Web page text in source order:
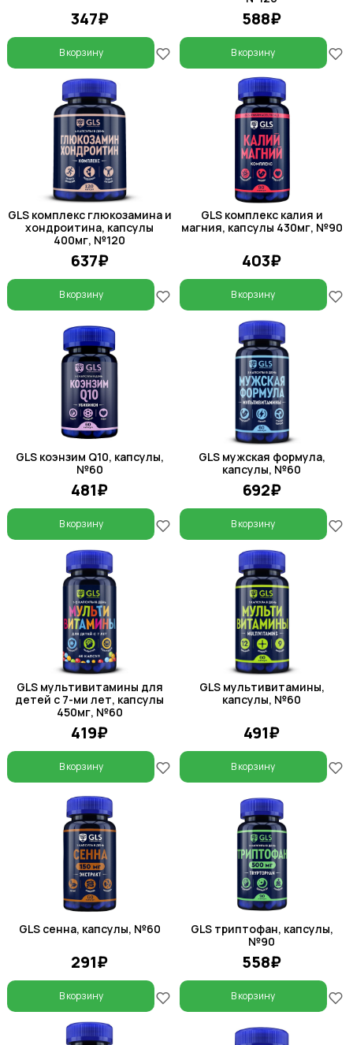
347₽
В корзину
588₽
В корзину
GLS комплекс глюкозамина и
хондроитина, капсулы
400мг, №120
637₽
В корзину
GLS комплекс калия и
магния, капсулы 430мг, №90
403₽
В корзину
GLS коэнзим Q10, капсулы,
№60
481₽
В корзину
GLS мужская формула,
капсулы, №60
692₽
В корзину
GLS мультивитамины для
детей с 7-ми лет, капсулы
450мг, №60
419₽
В корзину
GLS мультивитамины,
капсулы, №60
491₽
В корзину
GLS сенна, капсулы, №60
291₽
В корзину
GLS триптофан, капсулы,
№90
558₽
В корзину